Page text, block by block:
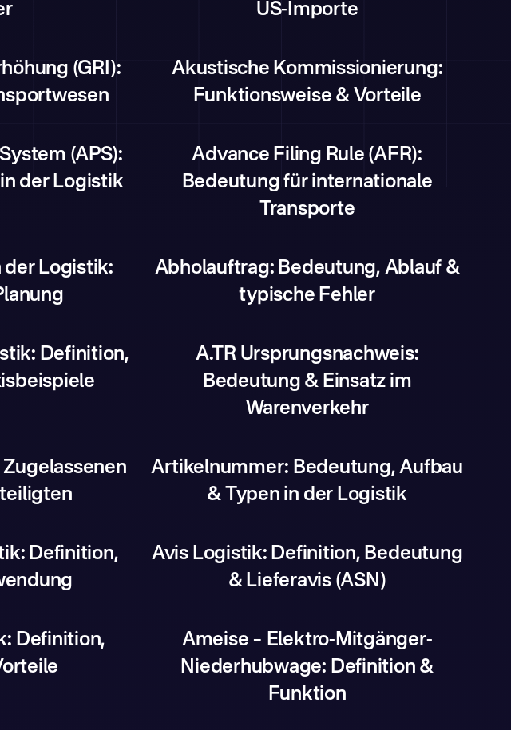
US-Importe
(GRI):
Akustische Kommissionierung:
Funktionsweise & Vorteile
(APS):
der Logistik
Advance Filing Rule (AFR):
Bedeutung für internationale
Transporte
Logistik:
Abholauftrag: Bedeutung, Ablauf &
typische Fehler
Definition,
A.TR Ursprungsnachweis:
Bedeutung & Einsatz im
Warenverkehr
Artikelnummer: Bedeutung, Aufbau
& Typen in der Logistik
Definition,
Avis Logistik: Definition, Bedeutung
& Lieferavis (ASN)
Definition,
Ameise – Elektro-Mitgänger-
Niederhubwage: Definition &
Funktion